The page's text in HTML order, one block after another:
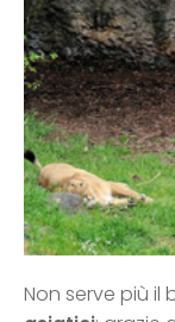
Non serve più il